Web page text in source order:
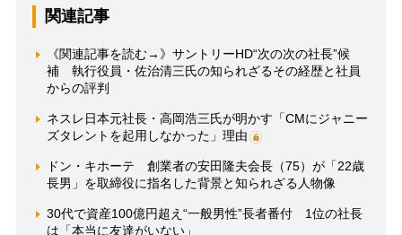
関連記事
《関連記事を読む→》サントリーHD“次の次の社長”候
補 執行役員・佐治清三氏の知られざるその経歴と社員
からの評判
ネスレ日本元社長・高岡浩三氏が明かす「CMにジャニー
ズタレントを起用しなかった」理由
ドン・キホーテ 創業者の安田隆夫会長（75）が「22歳
長男」を取締役に指名した背景と知られざる人物像
30代で資産100億円超え“一般男性”長者番付 1位の社長
は「本当に友達がいない」